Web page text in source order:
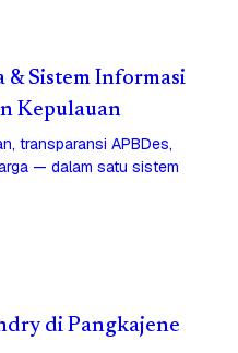
& Sistem Informasi
Kepulauan
transparansi APBDes,
— dalam satu sistem
di Pangkajene